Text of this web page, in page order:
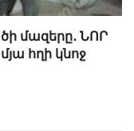
մազերը․ ՆՈՐ
հղի կնոջ